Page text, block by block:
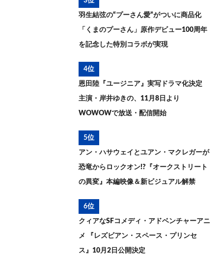
羽生結弦の“プーさん愛”がついに商品化
「くまのプーさん」原作デビュー100周年
を記念した特別コラボが実現
4位
恩田陸『ユージニア』実写ドラマ化決定
主演・岸井ゆきの、11月8日より
WOWOWで放送・配信開始
5位
アン・ハサウェイとユアン・マクレガーが
恐竜からロックオン!?『オークストリート
の異変』本編映像＆新ビジュアル解禁
6位
クィアなSFコメディ・アドベンチャーアニ
メ 『レズビアン・スペース・プリンセ
ス』10月2日公開決定